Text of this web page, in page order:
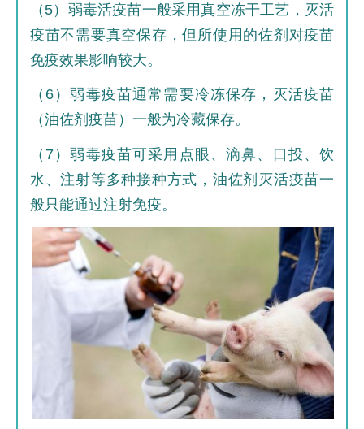
（5）弱毒活疫苗一般采用真空冻干工艺，灭活
疫苗不需要真空保存，但所使用的佐剂对疫苗
免疫效果影响较大。
（6）弱毒疫苗通常需要冷冻保存，灭活疫苗
（油佐剂疫苗）一般为冷藏保存。
（7）弱毒疫苗可采用点眼、滴鼻、口投、饮
水、注射等多种接种方式，油佐剂灭活疫苗一
般只能通过注射免疫。